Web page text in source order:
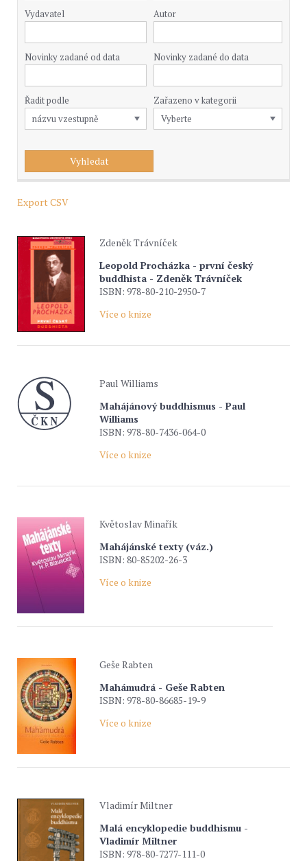
Vydavatel Autor
Novinky zadané od data Novinky zadané do data
Řadit podle Zařazeno v kategorii
Export CSV
Zdeněk Trávníček
Leopold Procházka - první český
buddhista - Zdeněk Trávníček
ISBN: 978-80-210-2950-7
Více o knize
Paul Williams
Mahájánový buddhismus - Paul
Williams
ISBN: 978-80-7436-064-0
Více o knize
Květoslav Minařík
Mahájánské texty (váz.)
ISBN: 80-85202-26-3
Více o knize
Geše Rabten
Mahámudrá - Geše Rabten
ISBN: 978-80-86685-19-9
Více o knize
Vladimír Miltner
Malá encyklopedie buddhismu -
Vladimír Miltner
ISBN: 978-80-7277-111-0